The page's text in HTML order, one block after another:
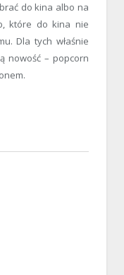
do kina albo na
które do kina nie
Dla tych właśnie
nowość – popcorn